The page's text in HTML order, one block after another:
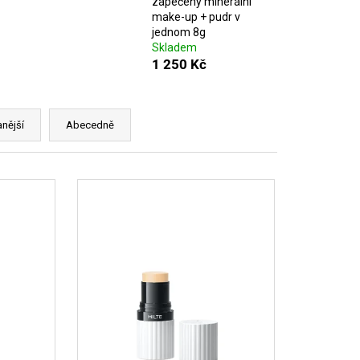
make-up + pudr v
jednom 8g
Skladem
1 250 Kč
Abecedně
GREEN™ &
REMOVER 50ML